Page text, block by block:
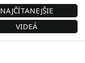
NAJČÍTANEJŠIE
VIDEÁ